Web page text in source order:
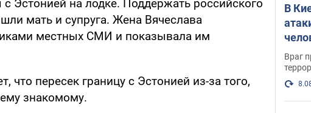
с Эстонией на лодке. Поддержать российского
мать и супруга. Жена Вячеслава
местных СМИ и показывала им
что пересек границу с Эстонией из-за того,
знакомому.
В
Враг